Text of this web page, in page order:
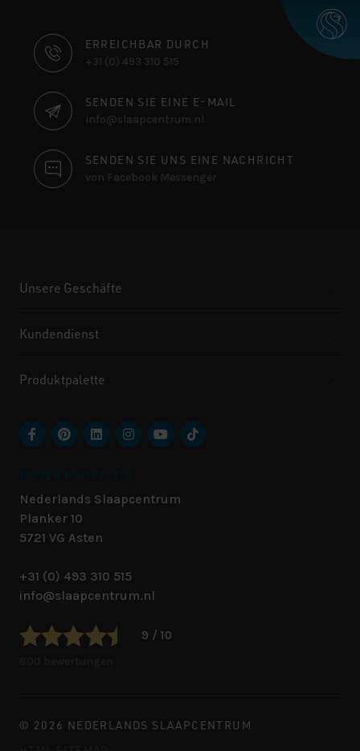
KONTAKTINFORMATIONEN
ERREICHBAR DURCH
+31 (0) 493 310 515
SENDEN SIE EINE E-MAIL
info@slaapcentrum.nl
SENDEN SIE UNS EINE NACHRICHT
von Facebook Messenger
Unsere Geschäfte
Kundendienst
Produktpalette
Nederlands Slaapcentrum
Planker 10
5721 VG Asten
+31 (0) 493 310 515
info@slaapcentrum.nl
9 / 10
© 2026 NEDERLANDS SLAAPCENTRUM